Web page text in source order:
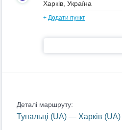
+ Додати пункт
Деталі маршруту:
Тупальці (UA) — Харків (UA)